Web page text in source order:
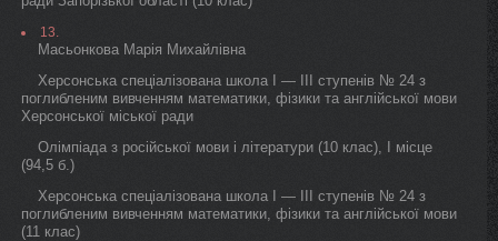
13.
Масьонкова Марія Михайлівна
Херсонська спеціалізована школа I — III ступенів № 24 з
поглибленим вивченням математики, фізики та англійської мови
Херсонської міської ради
Олімпіада з російської мови і літератури (10 клас), I місце
(94,5 б.)
Херсонська спеціалізована школа I — III ступенів № 24 з
поглибленим вивченням математики, фізики та англійської мови
(11 клас)